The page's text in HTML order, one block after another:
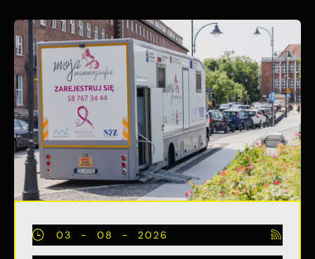
03 - 08 - 2026